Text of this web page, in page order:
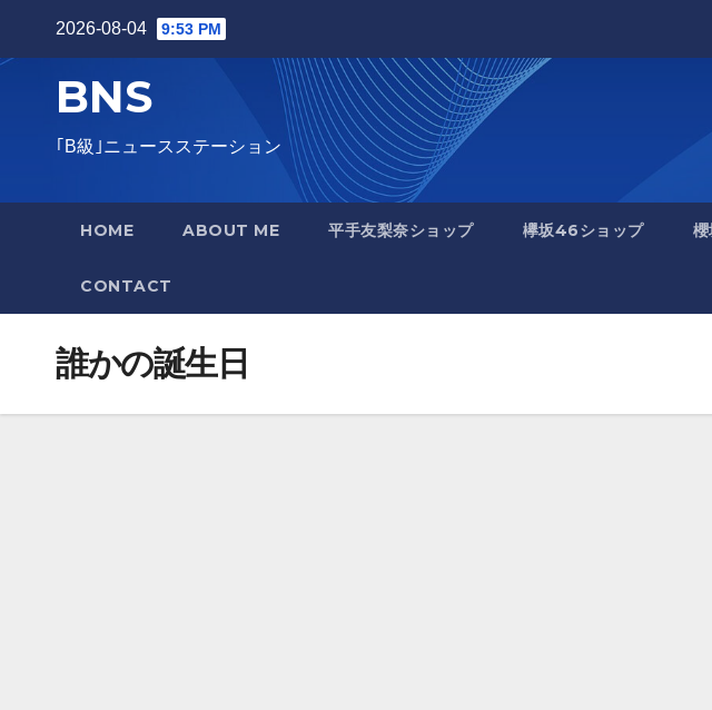
2026-08-04 9:53 PM
BNS
｢B級｣ニュースステーション
HOME ABOUT ME 平手友梨奈ショップ 欅坂46ショップ
CONTACT
誰かの誕生日